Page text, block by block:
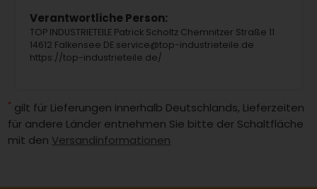
Verantwortliche Person:
TOP INDUSTRIETEILE Patrick Scholtz Chemnitzer Straße 11
14612 Falkensee DE service@top-industrieteile.de
https://top-industrieteile.de/
* gilt für Lieferungen innerhalb Deutschlands, Lieferzeiten
für andere Länder entnehmen Sie bitte der Schaltfläche
mit den Versandinformationen